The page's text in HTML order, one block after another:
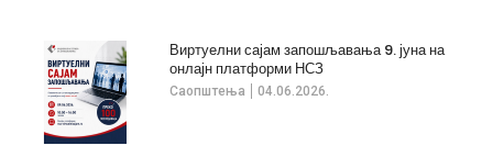
Саопштења 04.06.2026.
Виртуелни сајам запошљавања 9. јуна на
онлајн платформи НСЗ